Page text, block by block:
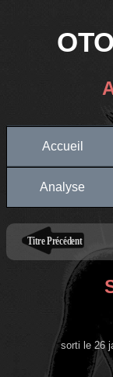
Accueil
Analyse
sorti le 26